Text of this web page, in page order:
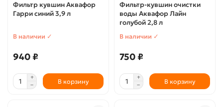
Фильтр кувшин Аквафор
Гарри синий 3,9 л
В наличии ✓
940 ₽
В корзину
Фильтр-кувшин очистки
воды Аквафор Лайн
голубой 2,8 л
В наличии ✓
750 ₽
В корзину